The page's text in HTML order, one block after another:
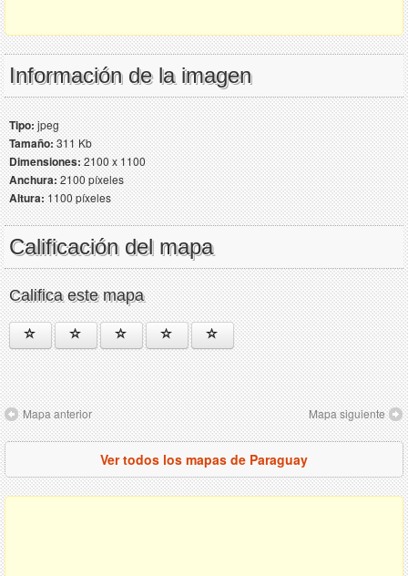
Información de la imagen
Tipo:jpeg
Tamaño:311 Kb
Dimensiones:2100 x 1100
Anchura:2100 píxeles
Altura:1100 píxeles
Calificación del mapa
Califica este mapa
Mapa anterior Mapa siguiente
Ver todos los mapas de Paraguay